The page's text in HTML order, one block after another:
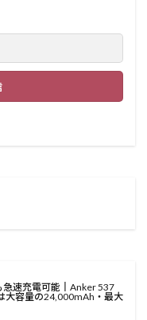
急速充電可能║Anker 537
大容量の24,000mAh・最大